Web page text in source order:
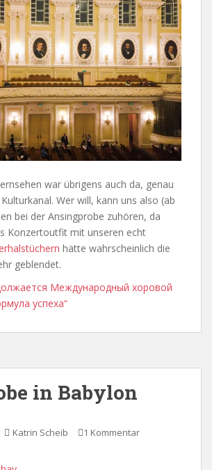
war übrigens auch da, genau
Wer will, kann uns also (ab
bei der Ansingprobe zuhören, da
Konzertoutfit mit unseren echt
hätte wahrscheinlich die
geblendet.
Международный хоровой
успеха“
in Babylon
Katrin Scheib 1 Kommentar